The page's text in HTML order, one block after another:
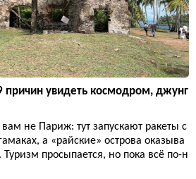
причин увидеть космодром, джунг
не Париж: тут запускают ракеты с
а «райские» острова оказыва
просыпается, но пока всё по-н